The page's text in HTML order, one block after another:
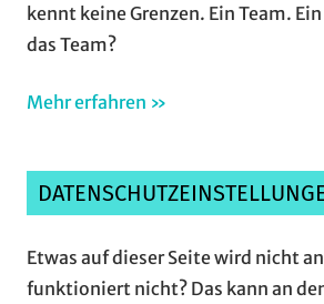
kennt keine Grenzen. Ein Team.
das Team?
Mehr erfahren »
Etwas auf dieser Seite wird nicht
funktioniert nicht? Das kann an